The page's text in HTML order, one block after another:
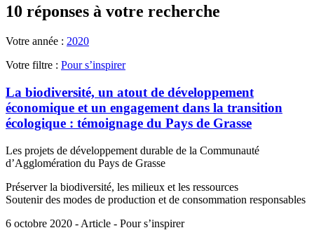
10 réponses à votre recherche
Votre année : 2020
Votre filtre : Pour s’inspirer
La biodiversité, un atout de développement
économique et un engagement dans la transition
écologique : témoignage du Pays de Grasse
Les projets de développement durable de la Communauté
d’Agglomération du Pays de Grasse
Préserver la biodiversité, les milieux et les ressources
Soutenir des modes de production et de consommation responsables
6 octobre 2020 - Article - Pour s’inspirer